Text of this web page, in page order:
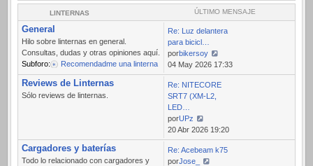
mensaje
LINTERNAS ÚLTIMO MENSAJE
General
Hilo sobre linternas en general.
Consultas, dudas y otras opiniones aquí.
Subforo:
Recomendadme una linterna
Re: Luz delantera
para bicicl…
porbikersoy
Ver
último
mensaje
04 May 2026 17:33
Reviews de Linternas
Sólo reviews de linternas.
Re: NITECORE
SRT7 (XM-L2,
LED…
porUPz
Ver
último
mensaje
20 Abr 2026 19:20
Cargadores y baterías
Todo lo relacionado con cargadores y
Re: Acebeam k75
porJose_